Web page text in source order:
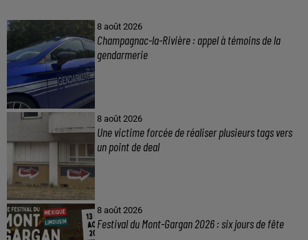
8 août 2026
Champagnac-la-Rivière : appel à témoins de la
gendarmerie
8 août 2026
Une victime forcée de réaliser plusieurs tags vers
un point de deal
8 août 2026
Festival du Mont-Gargan 2026 : six jours de fête